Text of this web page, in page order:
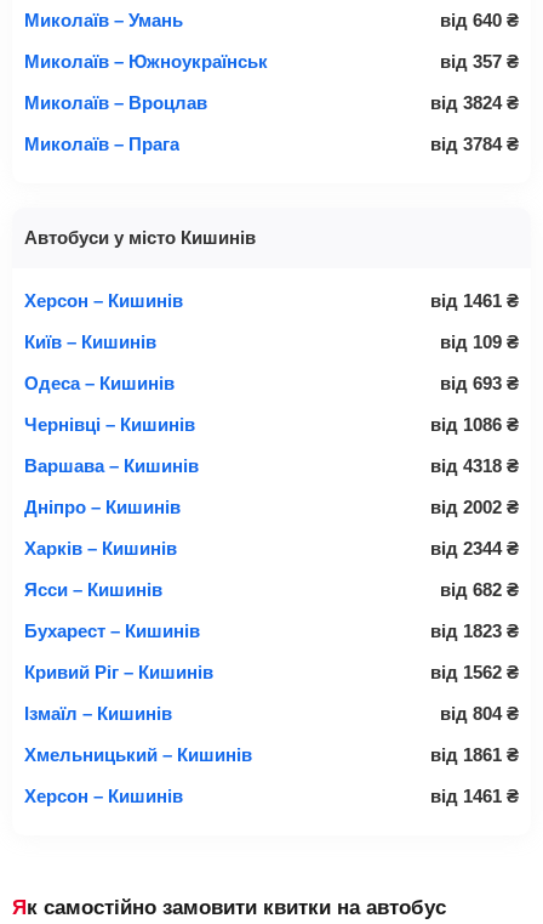
Миколаїв – Умань
від 640 ₴
Миколаїв – Южноукраїнськ
від 357 ₴
Миколаїв – Вроцлав
від 3824 ₴
Миколаїв – Прага
від 3784 ₴
Автобуси у місто Кишинів
Херсон – Кишинів від 1461 ₴
Київ – Кишинів
від 109 ₴
Одеса – Кишинів
від 693 ₴
Чернівці – Кишинів
від 1086 ₴
Варшава – Кишинів
від 4318 ₴
Дніпро – Кишинів
від 2002 ₴
Харків – Кишинів
від 2344 ₴
Ясси – Кишинів
від 682 ₴
Бухарест – Кишинів
від 1823 ₴
Кривий Ріг – Кишинів
від 1562 ₴
Ізмаїл – Кишинів
від 804 ₴
Хмельницький – Кишинів
від 1861 ₴
Херсон – Кишинів
від 1461 ₴
Як самостійно замовити квитки на автобус